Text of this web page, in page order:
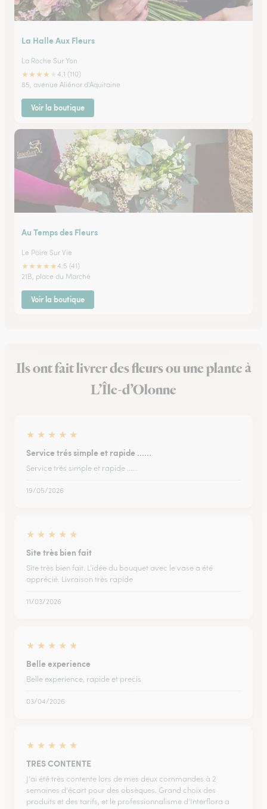
La Halle Aux Fleurs
La Roche Sur Yon
★★★★
4.1 (110)
85, avenue Aliénor d'Aquitaine
Voir la boutique
Au Temps des Fleurs
Le Poire Sur Vie
★★★★★4.5 (41)
21B, place du Marché
Voir la boutique
Ils ont fait livrer des fleurs ou une plante à
L’Île-d’Olonne
★ ★ ★ ★ ★
Service trés simple et rapide ......
Service trés simple et rapide ......
19/05/2026
★ ★ ★ ★ ★
Site très bien fait
Site très bien fait. L’idée du bouquet avec le vase a été
apprécié. Livraison très rapide
11/03/2026
★ ★ ★ ★ ★
Belle experience
Belle experience, rapide et precis
03/04/2026
★ ★ ★ ★ ★
TRES CONTENTE
J'ai été très contente lors de mes deux commandes à 2
semaines d'écart pour des obsèques. Grand choix des
produits et des tarifs, et le professionnalisme d'Interflora a